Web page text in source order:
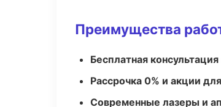
Преимущества
Бесплатная
Рассрочка 0% и акции
Современные лазеры и